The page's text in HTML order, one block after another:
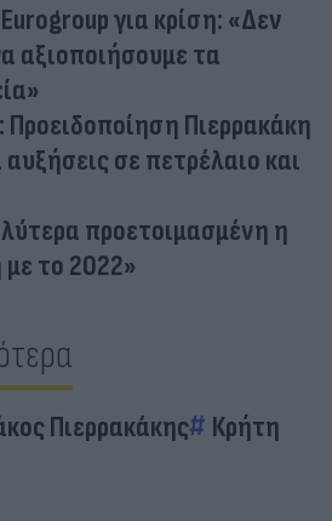
για κρίση: «Δεν
αξιοποιήσουμε τα
Προειδοποίηση Πιερρακάκη
σε πετρέλαιο και
προετοιμασμένη η
το 2022»
Πιερρακάκης Κρήτη